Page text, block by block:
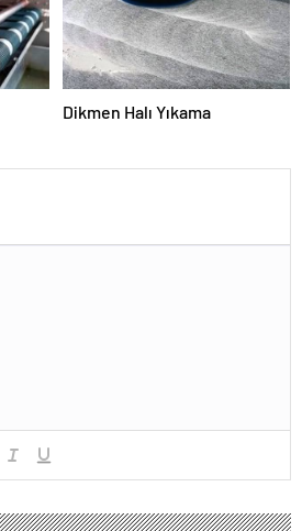
Dikmen Halı Yıkama